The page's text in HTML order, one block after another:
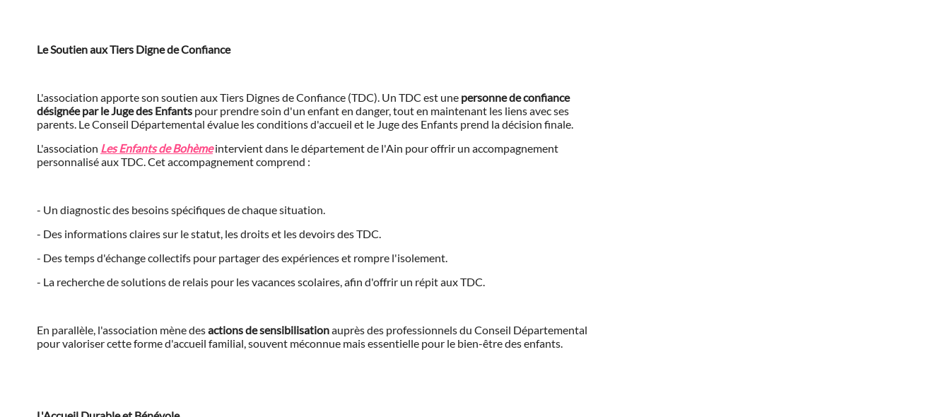
Le Soutien aux Tiers Digne de Confiance
L'association apporte son soutien aux Tiers Dignes de Confiance (TDC). Un TDC est une personne de confiance
désignée par le Juge des Enfants pour prendre soin d'un enfant en danger, tout en maintenant les liens avec ses
parents. Le Conseil Départemental évalue les conditions d'accueil et le Juge des Enfants prend la décision finale.
L'association Les Enfants de Bohèmeintervient dans le département de l'Ain pour offrir un accompagnement
personnalisé aux TDC. Cet accompagnement comprend :
- Un diagnostic des besoins spécifiques de chaque situation.
- Des informations claires sur le statut, les droits et les devoirs des TDC.
- Des temps d'échange collectifs pour partager des expériences et rompre l'isolement.
- La recherche de solutions de relais pour les vacances scolaires, afin d'offrir un répit aux TDC.
En parallèle, l'association mène desactions de sensibilisationauprès des professionnels du Conseil Départemental
pour valoriser cette forme d'accueil familial, souvent méconnue mais essentielle pour le bien-être des enfants.